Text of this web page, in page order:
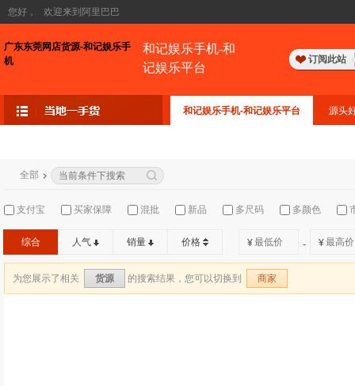
您好， 欢迎来到阿里巴巴
广东东莞网店货源-和记娱乐手
机
和记娱乐手机-和
记娱乐平台
订阅此站
和记娱乐手机-和记娱乐平台 源头
全部
支付宝 买家保障 混批 新品 多尺码 多颜色
综合 人气 销量 价格 ¥ - ¥
为您展示了相关 货源 的搜索结果，您可以切换到 商家